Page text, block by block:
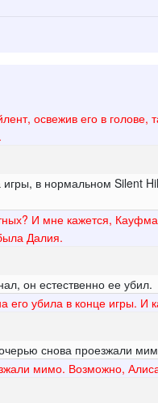
освежив его в голове,
игры, в нормальном Silent
И мне кажется,
Далия.
он естественно ее убил.
его убила в конце игры. И
снова проезжали
мимо. Возможно,